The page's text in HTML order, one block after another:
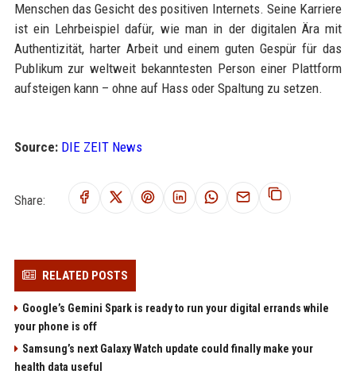
Menschen das Gesicht des positiven Internets. Seine Karriere
ist ein Lehrbeispiel dafür, wie man in der digitalen Ära mit
Authentizität, harter Arbeit und einem guten Gespür für das
Publikum zur weltweit bekanntesten Person einer Plattform
aufsteigen kann – ohne auf Hass oder Spaltung zu setzen.
Source: DIE ZEIT News
Share:
RELATED POSTS
Google’s Gemini Spark is ready to run your digital errands while
your phone is off
Samsung’s next Galaxy Watch update could finally make your
health data useful